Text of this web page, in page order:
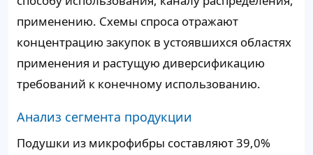
применению. Схемы спроса отражают
концентрацию закупок в устоявшихся областях
применения и растущую диверсификацию
требований к конечному использованию.
Анализ сегмента продукции
Подушки из микрофибры составляют 39,0%